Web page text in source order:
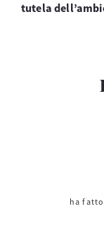
tutela
ha